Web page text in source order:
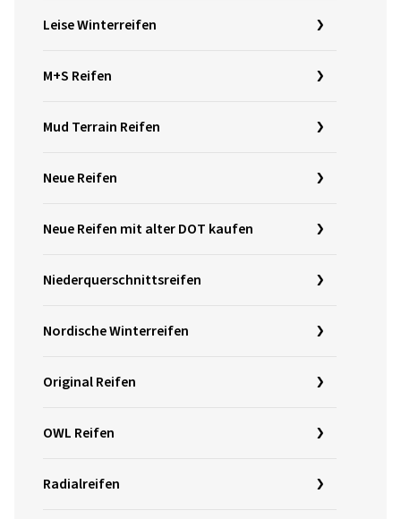
Leise Winterreifen
M+S Reifen
Mud Terrain Reifen
Neue Reifen
Neue Reifen mit alter DOT kaufen
Niederquerschnittsreifen
Nordische Winterreifen
Original Reifen
OWL Reifen
Radialreifen